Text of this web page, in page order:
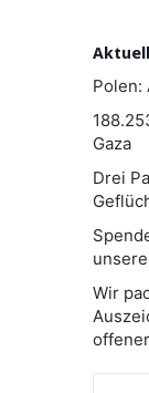
Polen:
Gaza
Drei
Wir